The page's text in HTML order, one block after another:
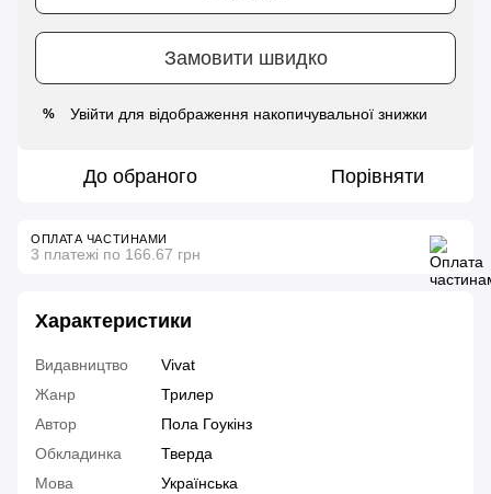
Замовити швидко
% Увійти для відображення накопичувальної знижки
До обраного Порівняти
ОПЛАТА ЧАСТИНАМИ
3 платежі по 166.67 грн
Характеристики
Видавництво
Vivat
Жанр
Трилер
Автор
Пола Гоукінз
Обкладинка
Тверда
Мова
Українська